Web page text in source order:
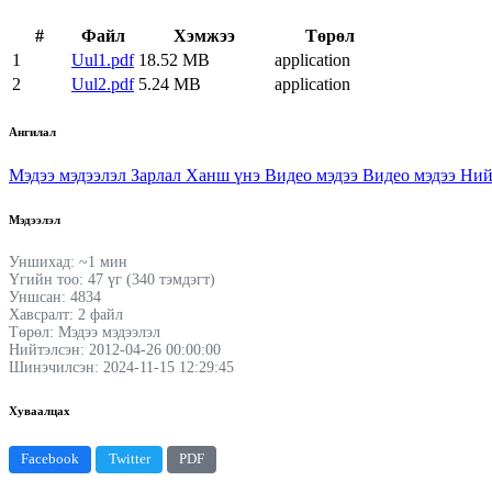
# Файл Хэмжээ
Төрөл
1
Uul1.pdf 18.52 MB
application
2
Uul2.pdf 5.24 MB application
Ангилал
Мэдээ мэдээлэл Зарлал Ханш үнэ Видео мэдээ Видео мэдээ
Мэдээлэл
Уншихад: ~1 мин
Үгийн тоо: 47 үг (340 тэмдэгт)
Уншсан: 4834
Хавсралт: 2 файл
Төрөл: Мэдээ мэдээлэл
Нийтэлсэн: 2012-04-26 00:00:00
Шинэчилсэн: 2024-11-15 12:29:45
Хуваалцах
Facebook Twitter PDF